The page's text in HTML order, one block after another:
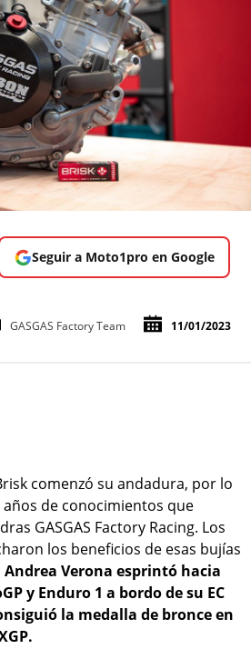
Seguir a Moto1pro en Google
GASGAS Factory Team 11/01/2023
comenzó su andadura, por lo
de conocimientos que
GASGAS Factory Racing. Los
los beneficios de esas bujías
Andrea Verona esprintó hacia
y Enduro 1 a bordo de su EC
la medalla de bronce en